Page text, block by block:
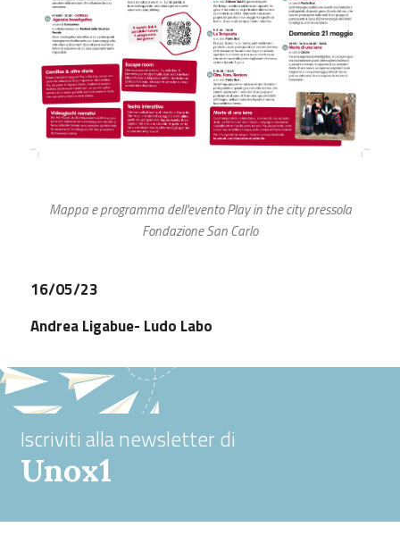
Mappa e programma dell'evento Play in the city pressola
Fondazione San Carlo
16/05/23
Andrea Ligabue- Ludo Labo
Iscriviti alla newsletter di
Unox1